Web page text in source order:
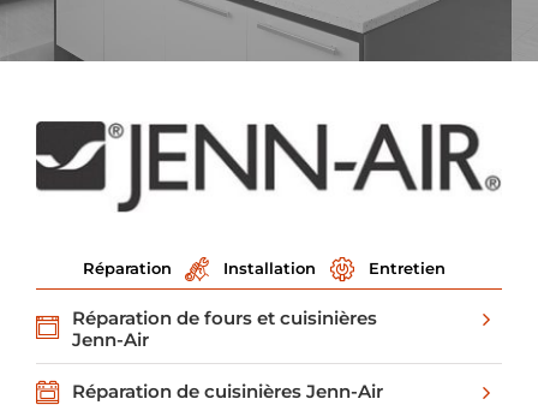
Réparation Installation Entretien
Réparation de fours et cuisinières
Jenn-Air
Réparation de cuisinières Jenn-Air